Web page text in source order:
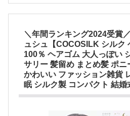
＼年間ランキング2024受賞
ュシュ【COCOSILK シルク
100％ ヘアゴム 大人っぽい
サリー 髪留め まとめ髪 ポニ
かわいい ファッション雑貨
眠 シルク製 コンパクト 結婚